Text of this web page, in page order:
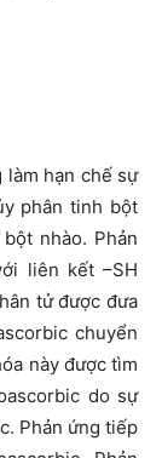
làm hạn chế sự
phân tinh bột
nhào. Phản
liên kết –SH
tử được đưa
chuyển
này được tìm
do sự
Phản ứng tiếp